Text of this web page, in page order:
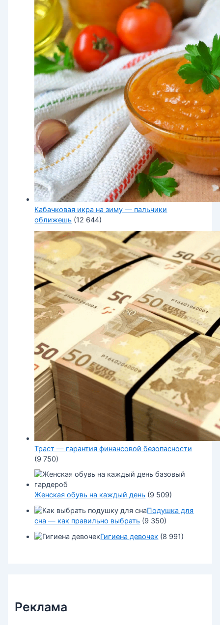
Кабачковая икра на зиму — пальчики
оближешь (12 644)
Траст — гарантия финансовой безопасности
(9 750)
Женская обувь на каждый день (9 509)
Подушка для
сна — как правильно выбрать (9 350)
Гигиена девочек (8 991)
Реклама